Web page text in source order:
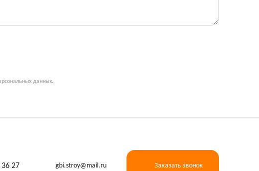
данных.
27 gbi.stroy@mail.ru Заказать звонок